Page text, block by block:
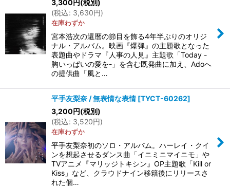
3,300円(税別)
(税込: 3,630円)
在庫わずか
宮本浩次の還暦の節目を飾る4年半ぶりのオリジ
ナル・アルバム。映画『爆弾』の主題歌となった
表題曲やドラマ『人事の人見』主題歌「Today -
胸いっぱいの愛を-」を含む既発曲に加え、Adoへ
の提供曲「風と…
平手友梨奈 / 無表情な表情 [TYCT-60262]
3,200円(税別)
(税込: 3,520円)
在庫わずか
平手友梨奈初のソロ・アルバム。ハーレイ・クイ
ンを想起させるダンス曲「イニミニマイニモ」や
TVアニメ『マリッジトキシン』OP主題歌「Kill or
Kiss」など、クラウドナイン移籍後にリリースさ
れた個…